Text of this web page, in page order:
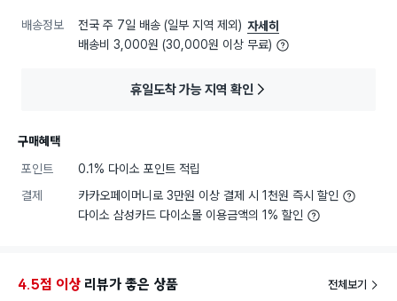
배송정보 전국 주 7일 배송 (일부 지역 제외) 자세히
배송비 3,000원 (30,000원 이상 무료)
휴일도착 가능 지역 확인
구매혜택
포인트
0.1% 다이소 포인트 적립
결제
카카오페이머니로 3만원 이상 결제 시 1천원 즉시 할인
다이소 삼성카드 다이소몰 이용금액의 1% 할인
4.5점 이상 리뷰가 좋은 상품 전체보기